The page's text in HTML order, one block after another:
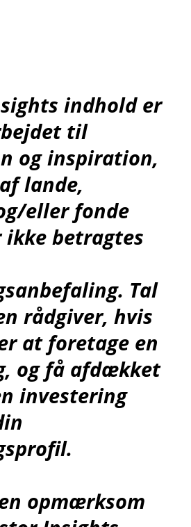
indhold er
til
og inspiration,
lande,
eller fonde
betragtes
Tal
rådgiver, hvis
at foretage en
og få afdækket
investering
opmærksom